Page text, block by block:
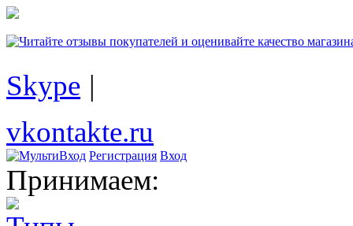
Skype |
vkontakte.ru
Регистрация Вход
Принимаем: